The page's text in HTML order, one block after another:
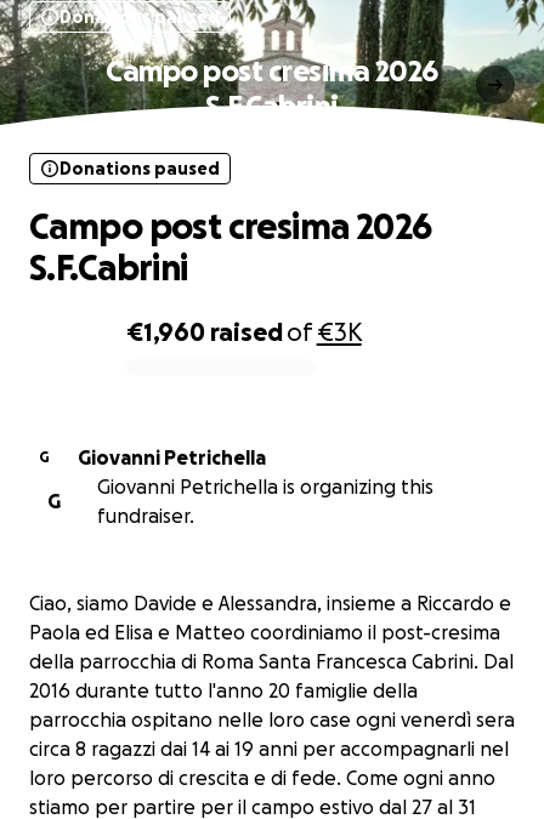
Donations paused
Campo post cresima 2026
S.F.Cabrini
€1,960 raisedof€3K
Donations paused
Campo post cresima 2026
S.F.Cabrini
G
Giovanni Petrichella
G
Giovanni Petrichella is organizing this
fundraiser.
Ciao, siamo Davide e Alessandra, insieme a Riccardo e
Paola ed Elisa e Matteo coordiniamo il post-cresima
della parrocchia di Roma Santa Francesca Cabrini. Dal
2016 durante tutto l'anno 20 famiglie della
parrocchia ospitano nelle loro case ogni venerdì sera
circa 8 ragazzi dai 14 ai 19 anni per accompagnarli nel
loro percorso di crescita e di fede. Come ogni anno
stiamo per partire per il campo estivo dal 27 al 31